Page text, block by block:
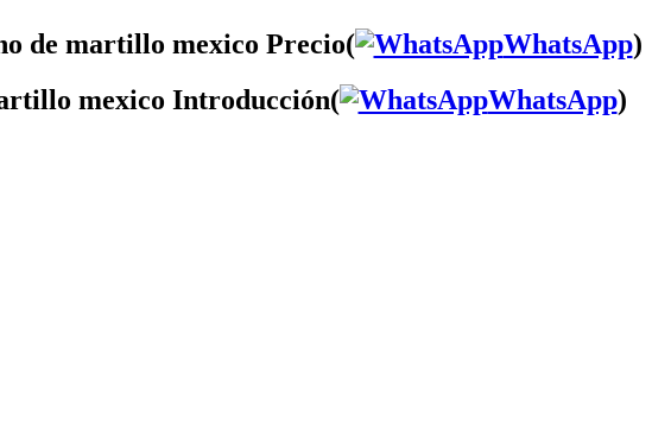
de martillo mexico Precio( WhatsApp)
mexico Introducción(
WhatsApp)